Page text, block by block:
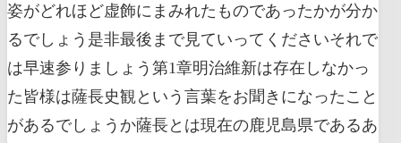
姿がどれほど虚飾にまみれたものであったかが分か
るでしょう是非最後まで見ていってくださいそれで
は早速参りましょう第1章明治維新は存在しなかっ
た皆様は薩長史観という言葉をお聞きになったこと
があるでしょうか薩長とは現在の鹿児島県であるあ